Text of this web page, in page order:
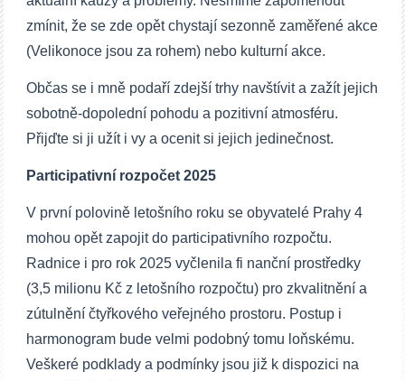
zmínit, že se zde opět chystají sezonně zaměřené akce
(Velikonoce jsou za rohem) nebo kulturní akce.
Občas se i mně podaří zdejší trhy navštívit a zažít jejich
sobotně-dopolední pohodu a pozitivní atmosféru.
Přijďte si ji užít i vy a ocenit si jejich jedinečnost.
Participativní rozpočet 2025
V první polovině letošního roku se obyvatelé Prahy 4
mohou opět zapojit do participativního rozpočtu.
Radnice i pro rok 2025 vyčlenila fi nanční prostředky
(3,5 milionu Kč z letošního rozpočtu) pro zkvalitnění a
zútulnění čtyřkového veřejného prostoru. Postup i
harmonogram bude velmi podobný tomu loňskému.
Veškeré podklady a podmínky jsou již k dispozici na